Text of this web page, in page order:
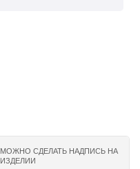
МОЖНО СДЕЛАТЬ НАДПИСЬ НА
ИЗДЕЛИИ